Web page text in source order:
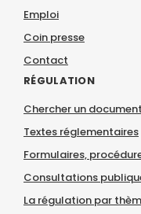
Emploi
Coin presse
Contact
RÉGULATION
Chercher un document
Textes réglementaires
Formulaires,
Consultations
La régulation par